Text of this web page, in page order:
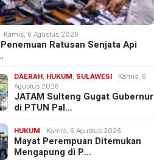
Kamis, 6 Agustus 2026
Ratusan Senjata Api
DAERAH, HUKUM, SULAWESI
Kamis, 6
Agustus 2026
JATAM Sulteng Gugat Gubernur
di PTUN Pal…
HUKUM Kamis, 6 Agustus 2026
Mayat Perempuan Ditemukan
Mengapung di P…